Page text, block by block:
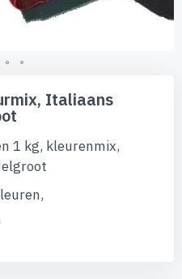
Italiaans
1 kg, kleurenmix,